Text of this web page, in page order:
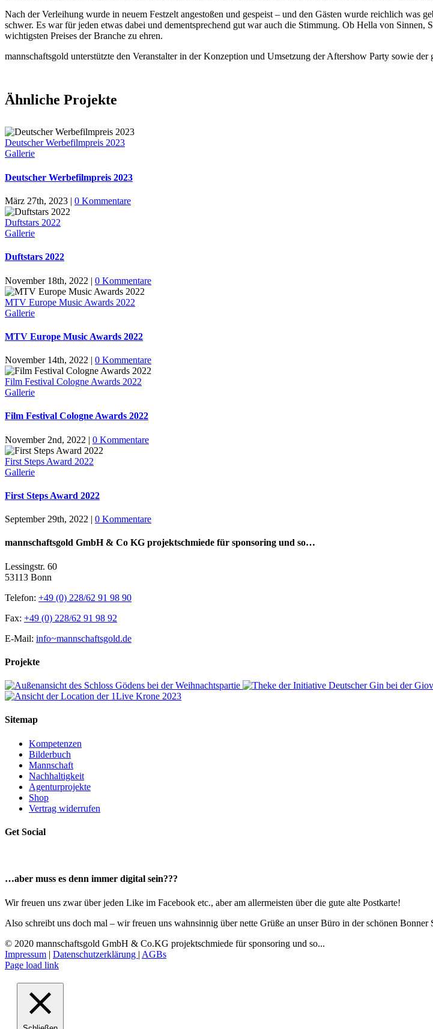
Nach der Verleihung wurde in neuem Festzelt angestoßen und gespeist – und den Gästen wurde reichlich
schwer. Es war für jeden etwas dabei und dementsprechend gut war auch die Stimmung. Ob Hella von
wichtigsten Preises der Branche zu ehren.
mannschaftsgold unterstützte den Veranstalter in der Konzeption und Umsetzung der Aftershow Party sowie der
Ähnliche Projekte
Deutscher Werbefilmpreis 2023
Gallerie
Deutscher Werbefilmpreis 2023
März 27th, 2023 | 0 Kommentare
Duftstars 2022
Gallerie
Duftstars 2022
November 18th, 2022 | 0 Kommentare
MTV Europe Music Awards 2022
Gallerie
MTV Europe Music Awards 2022
November 14th, 2022 | 0 Kommentare
Film Festival Cologne Awards 2022
Gallerie
Film Festival Cologne Awards 2022
November 2nd, 2022 | 0 Kommentare
First Steps Award 2022
Gallerie
First Steps Award 2022
September 29th, 2022 | 0 Kommentare
mannschaftsgold GmbH & Co KG projektschmiede für sponsoring und so…
Lessingstr. 60
53113 Bonn
Telefon: +49 (0) 228/62 91 98 90
Fax: +49 (0) 228/62 91 98 92
E-Mail: info~mannschaftsgold.de
Projekte
Sitemap
Kompetenzen
Bilderbuch
Mannschaft
Nachhaltigkeit
Agenturprojekte
Shop
Vertrag widerrufen
Get Social
…aber muss es denn immer digital sein???
Wir freuen uns zwar über jeden Like im Facebook etc., aber am allermeisten über die gute alte Postkarte!
Also schreibt uns doch mal – wir freuen uns wahnsinnig über nette Grüße an unser Büro in der schönen Bonner
© 2020 mannschaftsgold GmbH & Co.KG projektschmiede für sponsoring und so...
Impressum | Datenschutzerklärung | AGBs
Facebook
Instagram
LinkedIn
E-
Page load link